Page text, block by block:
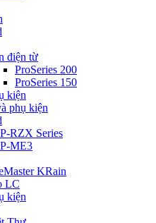
điện từ
ProSeries 200
ProSeries 150
kiện
phụ kiện
RZX Series
ME3
KRain
LC
kiện